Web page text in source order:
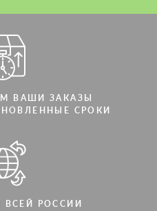
ВАШИ ЗАКАЗЫ
СРОКИ
РОССИИ